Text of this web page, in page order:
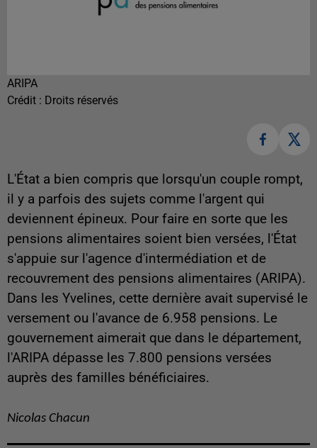
ARIPA
Crédit : Droits réservés
L'État a bien compris que lorsqu'un couple rompt,
il y a parfois des sujets comme l'argent qui
deviennent épineux. Pour faire en sorte que les
pensions alimentaires soient bien versées, l'État
s'appuie sur l'agence d'intermédiation et de
recouvrement des pensions alimentaires (ARIPA).
Dans les Yvelines, cette dernière avait supervisé le
versement ou l'avance de 6.958 pensions. Le
gouvernement aimerait que dans le département,
l'ARIPA dépasse les 7.800 pensions versées
auprès des familles bénéficiaires.
Nicolas Chacun